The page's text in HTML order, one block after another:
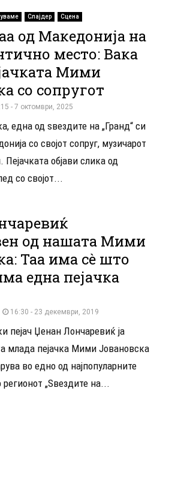
Слајдер Сцена
од Македонија на
место: Вака
Мими
со сопругот
- 7 октомври, 2025
една од ѕвездите на „Гранд“ си
со својот сопруг, музичарот
објави слика од
со својот...
од нашата Мими
Таа има сè што
една пејачка
16:30 - 23 декември, 2019
пејач Џенан Лончаревиќ ја
млада пејачка Мими Јовановска
во едно од најпопуларните
„Ѕвездите на...